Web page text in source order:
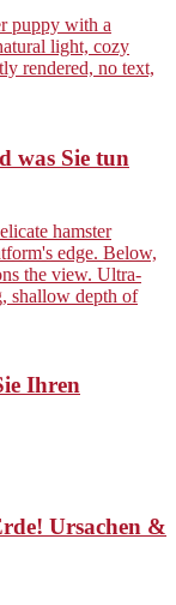
was Sie tun
Ihren
Ursachen &